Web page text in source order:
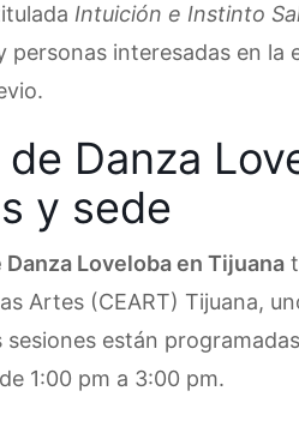
Intuición e Instinto
personas interesadas en
de Danza
y sede
Danza Loveloba en Tijuana
Artes (CEART) Tijuana,
sesiones están
1:00 pm a 3:00 pm.